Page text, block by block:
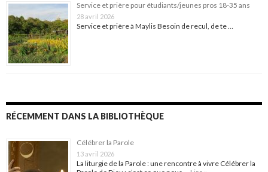
Service et prière pour étudiants/jeunes pros 18-35 ans
28 avril 2026
Service et prière à Maylis Besoin de recul, de te …
RÉCEMMENT DANS LA BIBLIOTHÈQUE
Célébrer la Parole
13 avril 2026
La liturgie de la Parole : une rencontre à vivre Célébrer la